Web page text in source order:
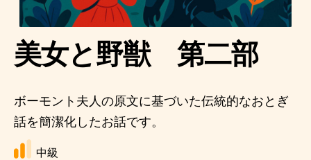
美女と野獣 第二部
ボーモント夫人の原文に基づいた伝統的なおとぎ
話を簡潔化したお話です。
中級